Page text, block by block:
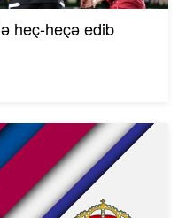
heç-heçə edib